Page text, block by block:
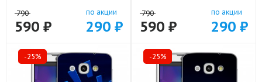
790
590 ₽
по акции
290 ₽
790
590 ₽
по акции
290 ₽
-25% -25%